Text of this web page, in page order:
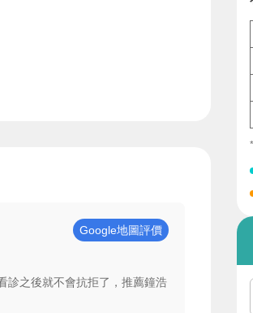
Google地圖評價
診之後就不會抗拒了，推薦鐘浩